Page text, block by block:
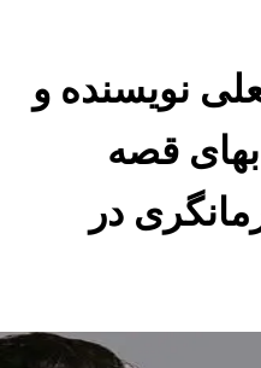
نویسنده و
قصه
در